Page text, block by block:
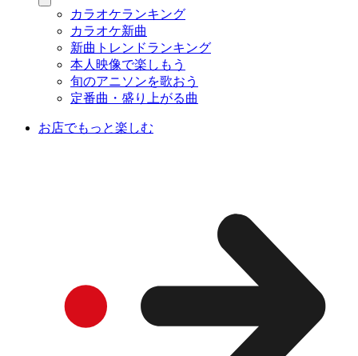
カラオケランキング
カラオケ新曲
新曲トレンドランキング
本人映像で楽しもう
旬のアニソンを歌おう
定番曲・盛り上がる曲
お店でもっと楽しむ